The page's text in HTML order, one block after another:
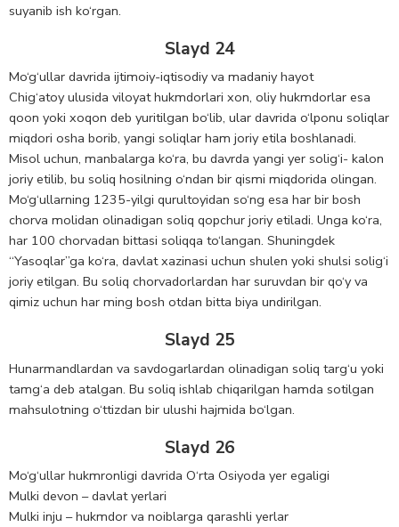
suyanib ish ko‘rgan.
Slayd 24
Mo‘g‘ullar davrida ijtimoiy-iqtisodiy va madaniy hayot
Chig‘atoy ulusida viloyat hukmdorlari xon, oliy hukmdorlar esa
qoon yoki xoqon deb yuritilgan bo‘lib, ular davrida o‘lponu soliqlar
miqdori osha borib, yangi soliqlar ham joriy etila boshlanadi.
Misol uchun, manbalarga ko‘ra, bu davrda yangi yer solig‘i- kalon
joriy etilib, bu soliq hosilning o‘ndan bir qismi miqdorida olingan.
Mo‘g‘ullarning 1235-yilgi qurultoyidan so‘ng esa har bir bosh
chorva molidan olinadigan soliq qopchur joriy etiladi. Unga ko‘ra,
har 100 chorvadan bittasi soliqqa to‘langan. Shuningdek
“Yasoqlar”ga ko‘ra, davlat xazinasi uchun shulen yoki shulsi solig‘i
joriy etilgan. Bu soliq chorvadorlardan har suruvdan bir qo‘y va
qimiz uchun har ming bosh otdan bitta biya undirilgan.
Slayd 25
Hunarmandlardan va savdogarlardan olinadigan soliq targ‘u yoki
tamg‘a deb atalgan. Bu soliq ishlab chiqarilgan hamda sotilgan
mahsulotning o‘ttizdan bir ulushi hajmida bo‘lgan.
Slayd 26
Mo‘g‘ullar hukmronligi davrida O‘rta Osiyoda yer egaligi
Mulki devon – davlat yerlari
Mulki inju – hukmdor va noiblarga qarashli yerlar